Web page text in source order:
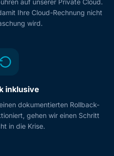
auf unserer Private Cloud.
Ihre Cloud-Rechnung nicht
wird.
inklusive
dokumentierten Rollback-
gehen wir einen Schritt
in die Krise.